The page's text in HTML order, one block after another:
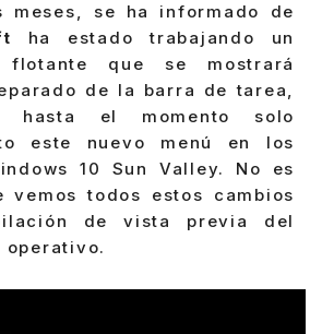
meses, se ha informado de
ha estado trabajando un
flotante que se mostrará
de la barra de tarea,
hasta el momento solo
este nuevo menú en los
10 Sun Valley. No es
vemos todos estos cambios
de vista previa del
operativo.